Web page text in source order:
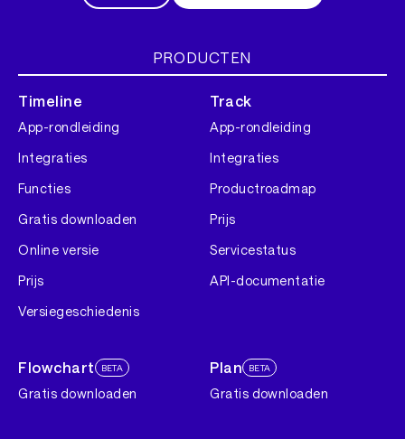
PRODUCTEN
Timeline
App-rondleiding
Integraties
Functies
Gratis downloaden
Online versie
Prijs
Versiegeschiedenis
Track
App-rondleiding
Integraties
Productroadmap
Prijs
Servicestatus
API-documentatie
Flowchart BETA
Gratis downloaden
Plan BETA
Gratis downloaden